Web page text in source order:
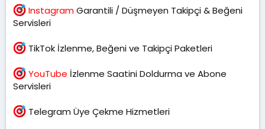
InstagramGarantili / Düşmeyen Takipçi & Beğeni
Servisleri
TikTok İzlenme, Beğeni ve Takipçi Paketleri
YouTube İzlenme Saatini Doldurma ve Abone
Servisleri
Telegram Üye Çekme Hizmetleri